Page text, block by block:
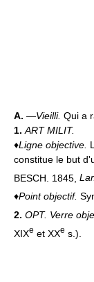
A. —Vieilli. Qui a
1. ART MILIT.
♦Ligne objective.
constitue le but
BESCH. 1845,
♦Point objectif.
2. OPT. Verre
XIXe et XXe s.).